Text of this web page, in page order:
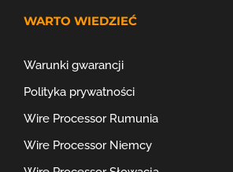
WARTO WIEDZIEĆ
Warunki gwarancji
Polityka prywatności
Wire Processor Rumunia
Wire Processor Niemcy